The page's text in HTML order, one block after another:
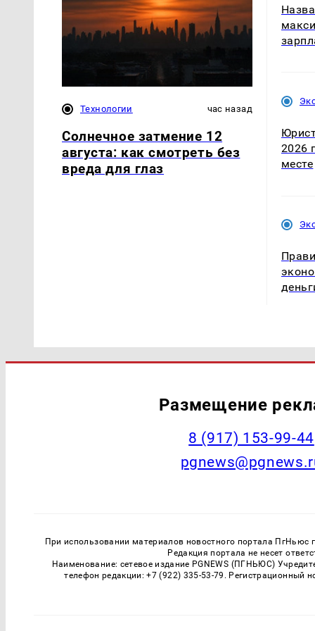
Технологии час назад
Солнечное затмение 12
августа: как смотреть без
вреда для глаз
2026
месте
Размещение
‭8 (917) 153-99-44
При использовании материалов новостного портала ПгНьюс
Редакция портала не несет
Наименование: сетевое издание PGNEWS (ПГНЬЮС)
телефон редакции: +7 (922) 335-53-79.